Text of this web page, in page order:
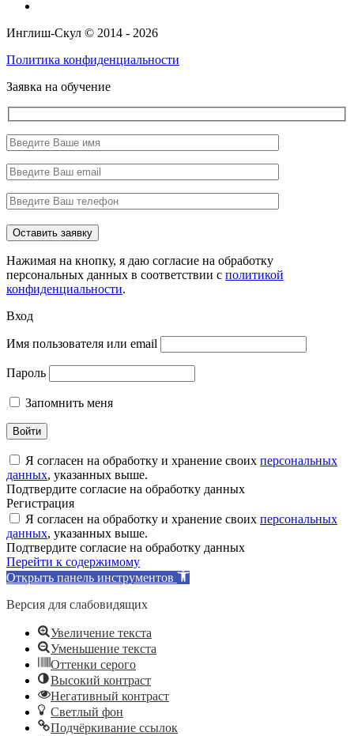
Инглиш-Скул © 2014 - 2026
Политика конфиденциальности
Заявка на обучение
Нажимая на кнопку, я даю согласие на обработку
персональных данных в соответствии с политикой
конфиденциальности.
Вход
Имя пользователя или email
Пароль
Запомнить меня
Я согласен на обработку и хранение своих персональных
данных, указанных выше.
Подтвердите согласие на обработку данных
Регистрация
Я согласен на обработку и хранение своих персональных
данных, указанных выше.
Подтвердите согласие на обработку данных
Перейти к содержимому
Открыть панель инструментов
Версия для слабовидящих
Увеличение текста
Уменьшение текста
Оттенки серого
Высокий контраст
Негативный контраст
Светлый фон
Подчёркивание ссылок